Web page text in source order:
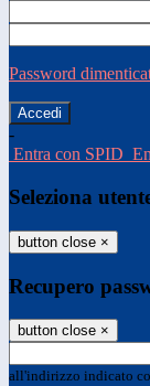
Password
-
Entra con SPID
Seleziona
button close ×
Recupero
button close ×
all'indirizzo indicato